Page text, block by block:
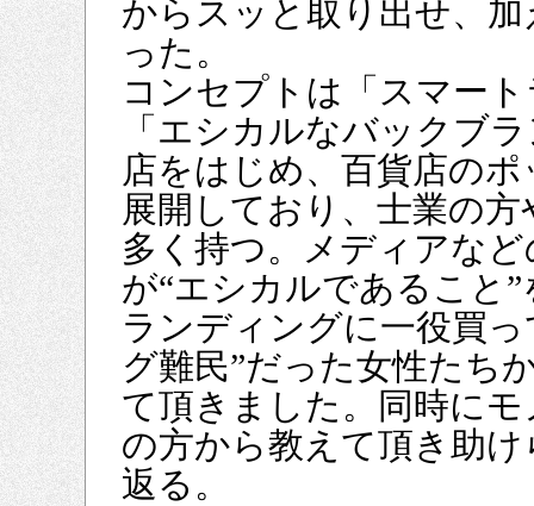
からスッと取り出せ、
った。
コンセプトは「スマー
「エシカルなバックブ
店をはじめ、百貨店の
展開しており、士業の
多く持つ。メディアな
が“エシカルであること
ランディングに一役買
グ難民”だった女性たち
て頂きました。同時に
の方から教えて頂き助
返る。